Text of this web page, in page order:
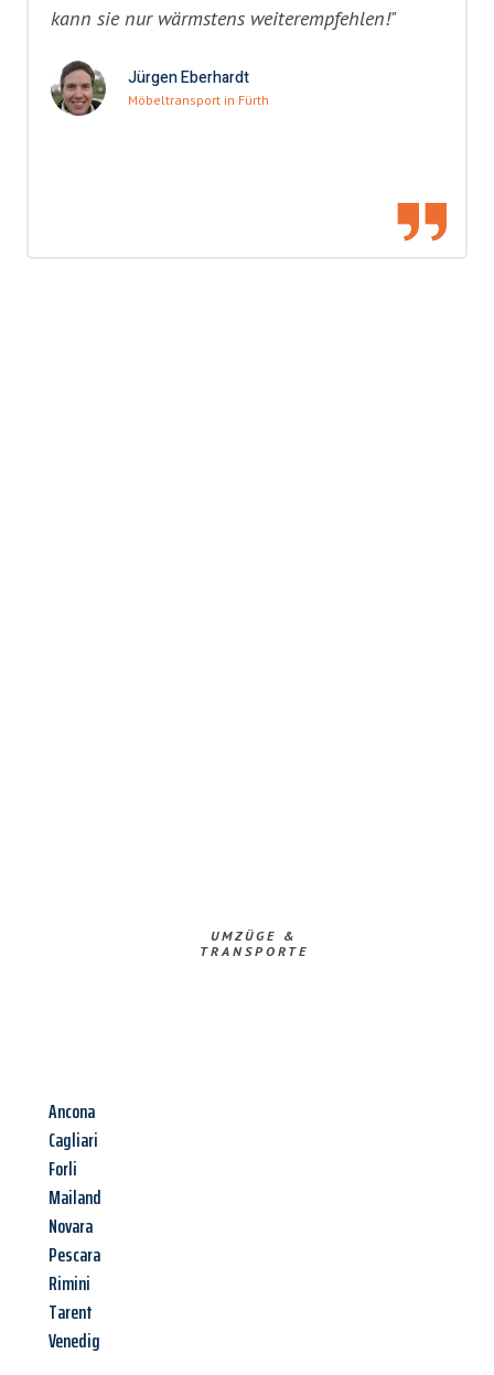
kann sie nur wärmstens weiterempfehlen!"
Jürgen Eberhardt
Möbeltransport in Fürth
UMZÜGE &
TRANSPORTE
Ancona
Cagliari
Forli
Mailand
Novara
Pescara
Rimini
Tarent
Venedig